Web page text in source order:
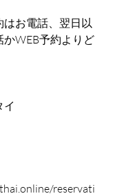
お電話、翌日以
WEB予約よりど
イ
reservati